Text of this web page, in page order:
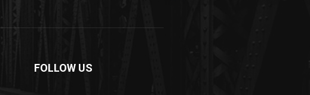
FOLLOW US